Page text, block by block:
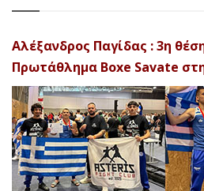
Αλέξανδρος Παγίδας : 3η
Πρωτάθλημα Boxe Savate